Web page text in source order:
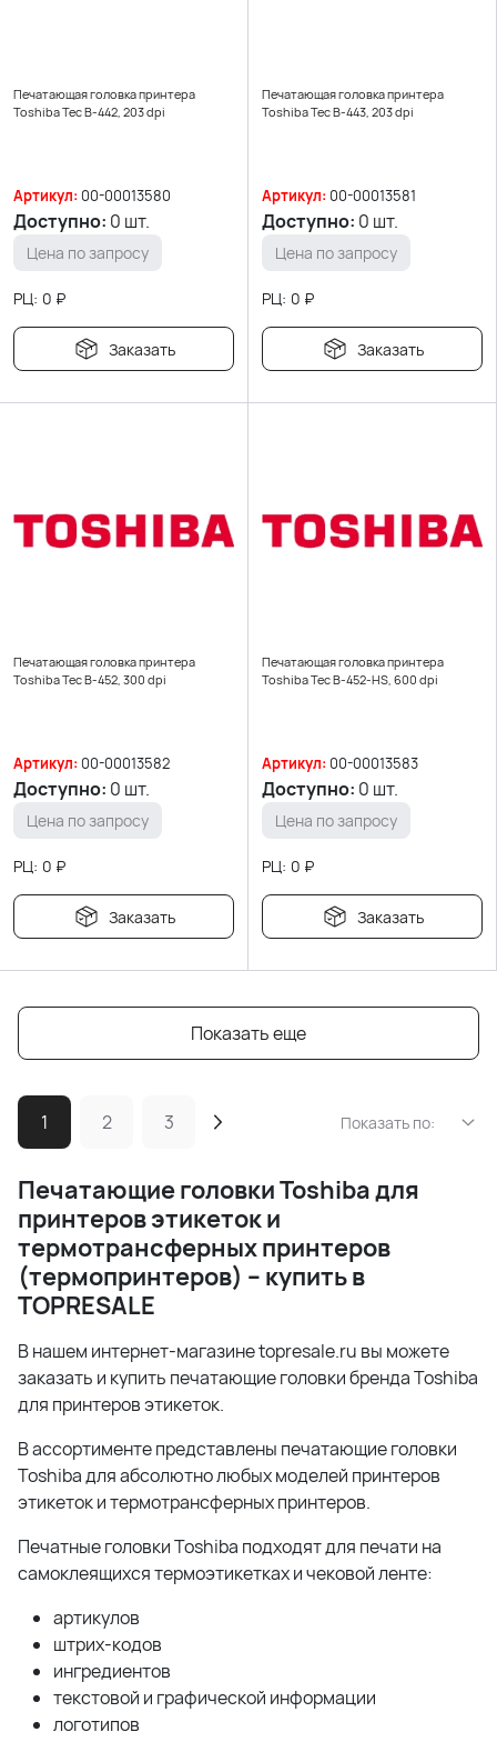
Печатающая головка принтера
Toshiba Tec B-442, 203 dpi
Артикул: 00-00013580
Доступно: 0 шт.
Цена по запросу
РЦ: 0 ₽
Заказать
Печатающая головка принтера
Toshiba Tec B-443, 203 dpi
Артикул: 00-00013581
Доступно: 0 шт.
Цена по запросу
РЦ: 0 ₽
Заказать
Печатающая головка принтера
Toshiba Tec B-452, 300 dpi
Артикул: 00-00013582
Доступно: 0 шт.
Цена по запросу
РЦ: 0 ₽
Заказать
Печатающая головка принтера
Toshiba Tec B-452-HS, 600 dpi
Артикул: 00-00013583
Доступно: 0 шт.
Цена по запросу
РЦ: 0 ₽
Заказать
Показать еще
1 2 3 Показать по:
Печатающие головкиToshiba для
принтеров этикеток и
термотрансферных принтеров
(термопринтеров) – купить в
TOPRESALE
В нашем интернет-магазине topresale.ru вы можете
заказать и купить печатающие головки бренда Toshiba
для принтеров этикеток.
В ассортименте представлены печатающие головки
Toshiba для абсолютно любых моделей принтеров
этикеток и термотрансферных принтеров.
Печатные головки Toshiba подходят для печати на
самоклеящихся термоэтикетках и чековой ленте:
артикулов
штрих-кодов
ингредиентов
текстовой и графической информации
логотипов